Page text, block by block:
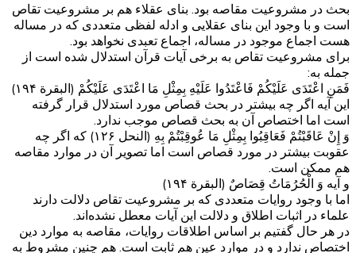
بحث در مشروعیت مقاصه بود. بنای عقلاء هم بر مشروعیت تقاص
است و با وجود این بنای عقلایی و ادله لفظی متعددی که در مساله
هست اجماع موجود در مساله، اجماع تعبدی نخواهد بود.
برای مشروعیت تقاص به برخی آیات قرآن استدلال شده است از
جمله به:
فَمَنِ اعْتَدَى عَلَيْكُمْ فَاعْتَدُوا عَلَيْهِ بِمِثْلِ مَا اعْتَدَى عَلَيْكُمْ (البقرة ۱۹۴)
این آیه اگر چه بیشتر در بحث قصاص مورد استدلال قرار گرفته
است اما اختصاص آن به بحث قصاص موجب ندارد.
وَ إِنْ عَاقَبْتُمْ فَعَاقِبُوا بِمِثْلِ مَا عُوقِبْتُمْ بِهِ (النحل ۱۲۶) که اگر چه
عقوبت بیشتر در مورد قصاص است اما تصویر آن در موارد مقاصه
هم ممکن است.
و آیه وَ الْحُرُمَاتُ قِصَاصٌ (البقرة ۱۹۴)
اما با وجود روایات متعددی که بر مشروعیت تقاص دلالت دارند
علماء در اثبات اطلاق و دلالت این آیات معطل نشده‌اند.
در هر حال گفتیم بر اساس اطلاقات روایات، مقاصه به موارد دین
اختصاص ندارد و در موارد عین هم ثابت است. هم چنین مشروط به